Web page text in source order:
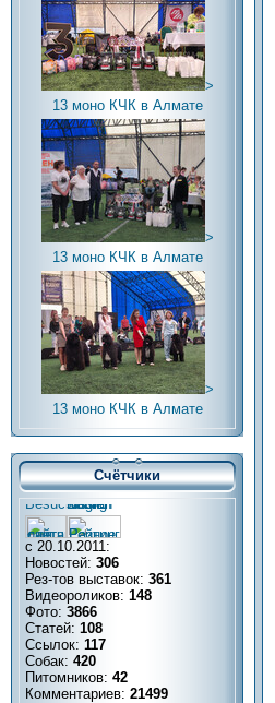
>
13 моно КЧК в Алмате
>
13 моно КЧК в Алмате
>
13 моно КЧК в Алмате
Счётчики
с 20.10.2011:
Новостей: 306
Рез-тов выставок: 361
Видеороликов: 148
Фото: 3866
Статей: 108
Ссылок: 117
Собак: 420
Питомников: 42
Комментариев: 21499